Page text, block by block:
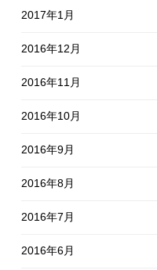
2017年1月
2016年12月
2016年11月
2016年10月
2016年9月
2016年8月
2016年7月
2016年6月